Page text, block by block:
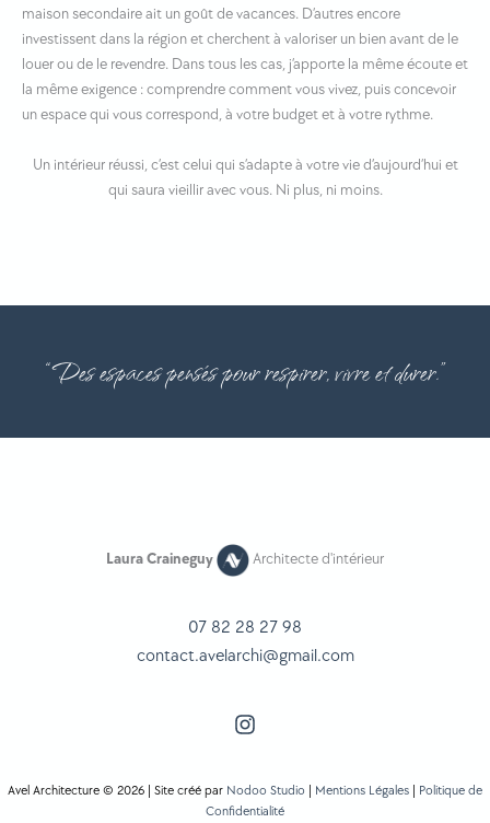
maison secondaire ait un goût de vacances. D’autres encore
investissent dans la région et cherchent à valoriser un bien avant de le
louer ou de le revendre. Dans tous les cas, j’apporte la même écoute et
la même exigence : comprendre comment vous vivez, puis concevoir
un espace qui vous correspond, à votre budget et à votre rythme.
Un intérieur réussi, c’est celui qui s’adapte à votre vie d’aujourd’hui et
qui saura vieillir avec vous. Ni plus, ni moins.
“Des espaces pensés pour respirer, vivre et durer.”
Laura Craineguy Architecte d'intérieur
07 82 28 27 98
contact.avelarchi@gmail.com
Avel Architecture © 2026 | Site créé par Nodoo Studio Mentions Légales
Politique de
Confidentialité